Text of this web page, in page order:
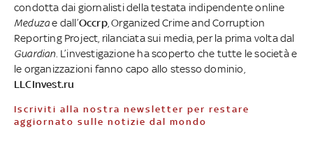
condotta dai giornalisti della testata indipendente online
Meduzae dall’Occrp, Organized Crime and Corruption
Reporting Project, rilanciata sui media, per la prima volta dal
Guardian. L’investigazione ha scoperto che tutte le società e
le organizzazioni fanno capo allo stesso dominio,
LLCInvest.ru
Iscriviti alla nostra newsletter per restare
aggiornato sulle notizie dal mondo